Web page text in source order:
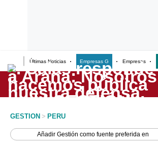
Últimas Noticias Empresas G Empresas
Lo último
Peru Quiosco
GESTION > PERU
AñadirGestión como fuente preferida en